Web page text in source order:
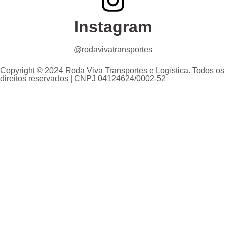
Instagram
@rodavivatransportes
Copyright © 2024 Roda Viva Transportes e Logística. Todos os
direitos reservados | CNPJ 04124624/0002-52